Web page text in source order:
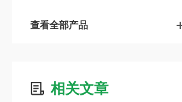
查看全部产品
相关文章